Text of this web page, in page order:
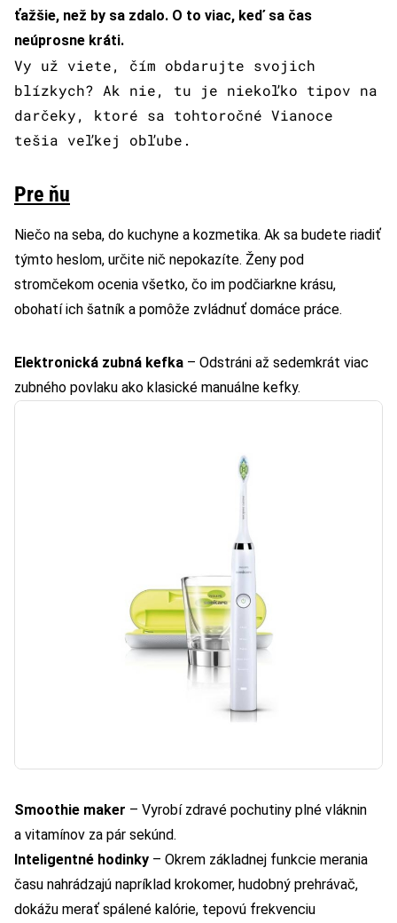
ťažšie, než by sa zdalo. O to viac, keď sa čas
neúprosne kráti.
Vy už viete, čím obdarujte svojich
blízkych? Ak nie, tu je niekoľko tipov na
darčeky, ktoré sa tohtoročné Vianoce
tešia veľkej obľube.
Pre ňu
Niečo na seba, do kuchyne a kozmetika. Ak sa budete riadiť
týmto heslom, určite nič nepokazíte. Ženy pod
stromčekom ocenia všetko, čo im podčiarkne krásu,
obohatí ich šatník a pomôže zvládnuť domáce práce.
Elektronická zubná kefka – Odstráni až sedemkrát viac
zubného povlaku ako klasické manuálne kefky.
Smoothie maker – Vyrobí zdravé pochutiny plné vláknin
a vitamínov za pár sekúnd.
Inteligentné hodinky – Okrem základnej funkcie merania
času nahrádzajú napríklad krokomer, hudobný prehrávač,
dokážu merať spálené kalórie, tepovú frekvenciu